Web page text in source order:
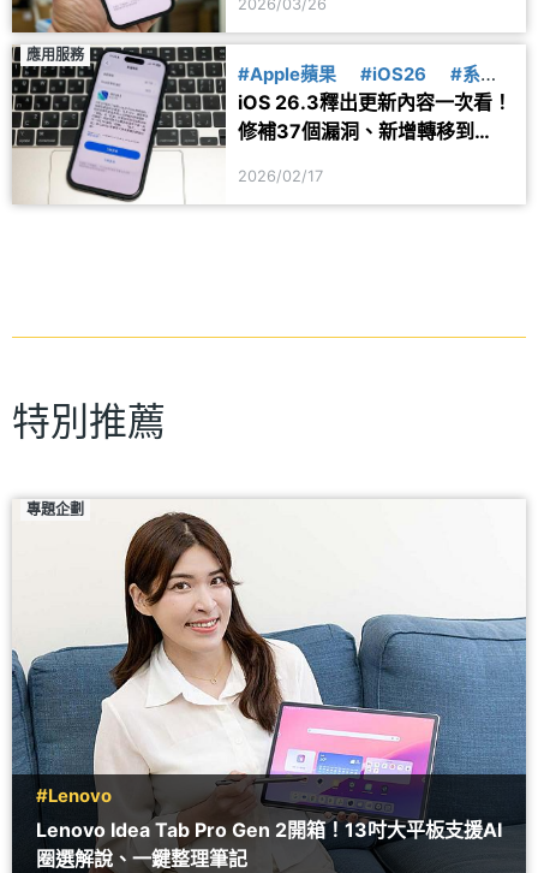
2026/03/26
應用服務
#Apple蘋果 #iOS26
#系統
更新
iOS 26.3釋出更新內容一次看！
修補37個漏洞、新增轉移到
2026/02/17
特別推薦
專題企劃
#Lenovo
Lenovo Idea Tab Pro Gen 2開箱！13吋大平板支援AI
圈選解說、一鍵整理筆記